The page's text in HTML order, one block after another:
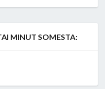
MINUT SOMESTA: